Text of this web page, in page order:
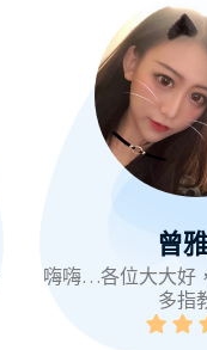
曾
嗨嗨…各位大大好
多指